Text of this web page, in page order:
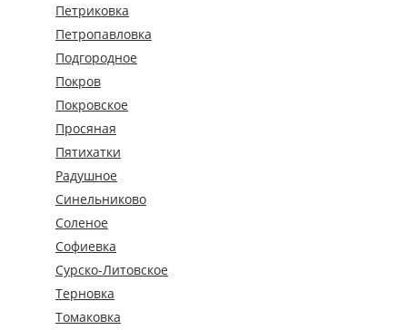
Петриковка
Петропавловка
Подгородное
Покров
Покровское
Просяная
Пятихатки
Радушное
Синельниково
Соленое
Софиевка
Сурско-Литовское
Терновка
Томаковка